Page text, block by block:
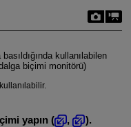
kullanılabilen
biçimi monitörü)
yapın ( ,
).